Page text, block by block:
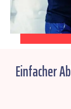
Einfacher